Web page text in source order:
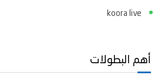
koora live
أهم البطولات